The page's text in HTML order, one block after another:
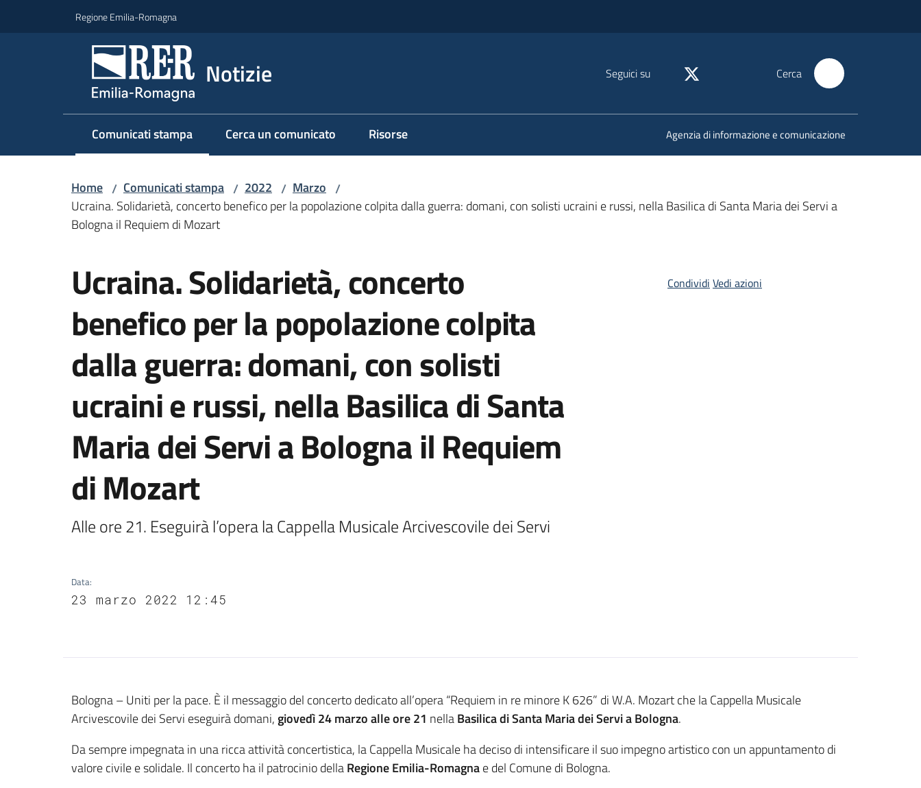
Regione Emilia-Romagna
Notizie Seguici su Cerca
Comunicati stampa
Menu selezionato Cerca un comunicato Risorse Agenzia di informazione e comunicazione
Home / Comunicati stampa / 2022 / Marzo /
Ucraina. Solidarietà, concerto benefico per la popolazione colpita dalla guerra: domani, con solisti ucraini e russi, nella Basilica di Santa Maria dei Servi a
Bologna il Requiem di Mozart
Ucraina. Solidarietà, concerto
benefico per la popolazione colpita
dalla guerra: domani, con solisti
ucraini e russi, nella Basilica di Santa
Maria dei Servi a Bologna il Requiem
di Mozart
Alle ore 21. Eseguirà l’opera la Cappella Musicale Arcivescovile dei Servi
Data:
23 marzo 2022 12:45
Condividi Vedi azioni
Contenuto
Bologna – Uniti per la pace. È il messaggio del concerto dedicato all’opera “Requiem in re minore K 626” di W.A. Mozart che la Cappella Musicale
Arcivescovile dei Servi eseguirà domani, giovedì24 marzo alle ore 21 nellaBasilica di Santa Maria dei Servi a Bologna.
Da sempre impegnata in una ricca attività concertistica, la Cappella Musicale ha deciso di intensificare il suo impegno artistico con un appuntamento di
valore civile e solidale. Il concerto ha il patrocinio dellaRegione Emilia-Romagnae del Comune di Bologna.